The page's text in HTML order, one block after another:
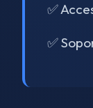
✅
✅